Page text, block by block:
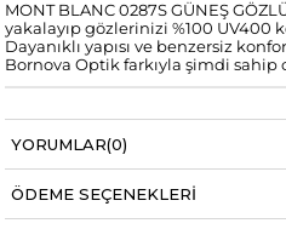
MONT BLANC 0287S GÜNEŞ
yakalayıp gözlerinizi %100 UV400
Dayanıklı yapısı ve benzersiz
Bornova Optik farkıyla şimdi sahip
YORUMLAR(0)
ÖDEME SEÇENEKLERI